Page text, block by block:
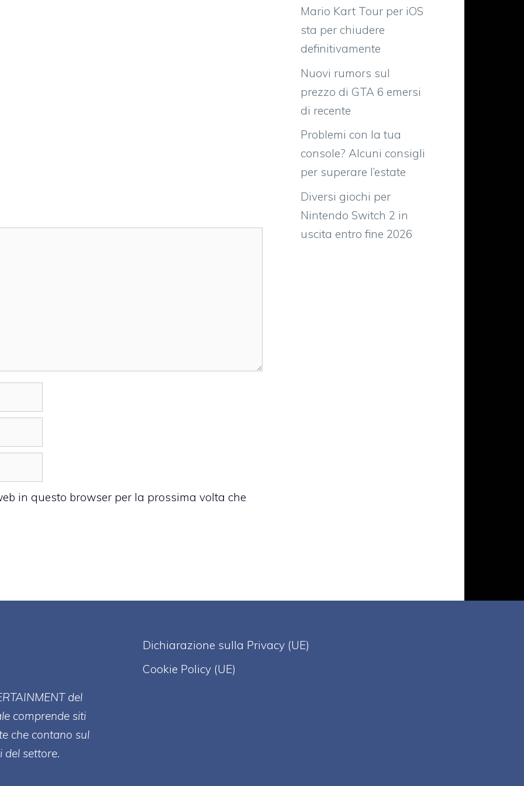
in questo browser per la prossima volta che
Mario Kart Tour per iOS
sta per chiudere
definitivamente
Nuovi rumors sul
prezzo di GTA 6 emersi
di recente
Problemi con la tua
console? Alcuni consigli
per superare l’estate
Diversi giochi per
Nintendo Switch 2 in
uscita entro fine 2026
AINMENT del
comprende siti
che contano sul
del settore.
Dichiarazione sulla Privacy (UE)
Cookie Policy (UE)